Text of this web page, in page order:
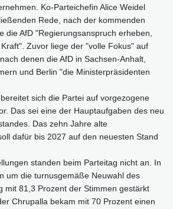
Ko-Parteichefin Alice Weidel
Rede, nach der kommenden
die AfD "Regierungsanspruch erheben,
Zuvor liege der "volle Fokus" auf
denen die AfD in Sachsen-Anhalt,
und Berlin "die Ministerpräsidenten
sich die Partei auf vorgezogene
Das sei eine der Hauptaufgaben des neu
Das zehn Jahre alte
dafür bis 2027 auf den neuesten Stand
standen beim Parteitag nicht an. In
um die turnusgemäße Neuwahl des
mit 81,3 Prozent der Stimmen gestärkt
Chrupalla bekam mit 70 Prozent einen